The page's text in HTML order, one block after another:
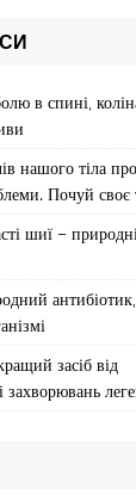
в спині,
нашого тіла про
Почуй своє
шиї –
засіб від
захворювань